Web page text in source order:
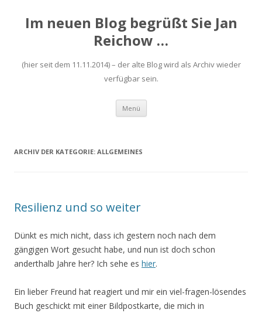
Im neuen Blog begrüßt Sie Jan
Reichow …
(hier seit dem 11.11.2014) – der alte Blog wird als Archiv wieder
verfügbar sein.
Menü Zum
springen
ARCHIV DER KATEGORIE: ALLGEMEINES
Resilienz und so weiter
Dünkt es mich nicht, dass ich gestern noch nach dem
gängigen Wort gesucht habe, und nun ist doch schon
anderthalb Jahre her? Ich sehe es hier.
Ein lieber Freund hat reagiert und mir ein viel-fragen-lösendes
Buch geschickt mit einer Bildpostkarte, die mich in